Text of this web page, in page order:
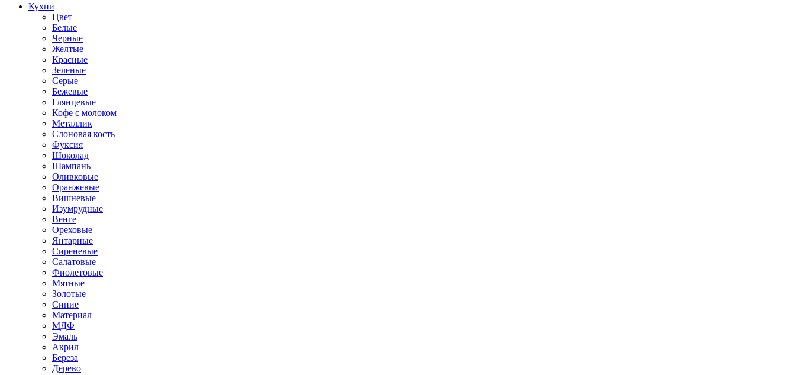
Кухни
Цвет
Белые
Черные
Желтые
Красные
Зеленые
Серые
Бежевые
Глянцевые
Кофе с молоком
Металлик
Слоновая кость
Фуксия
Шоколад
Шампань
Оливковые
Оранжевые
Вишневые
Изумрудные
Венге
Ореховые
Янтарные
Сиреневые
Салатовые
Фиолетовые
Мятные
Золотые
Синие
Материал
МДФ
Эмаль
Акрил
Береза
Дерево